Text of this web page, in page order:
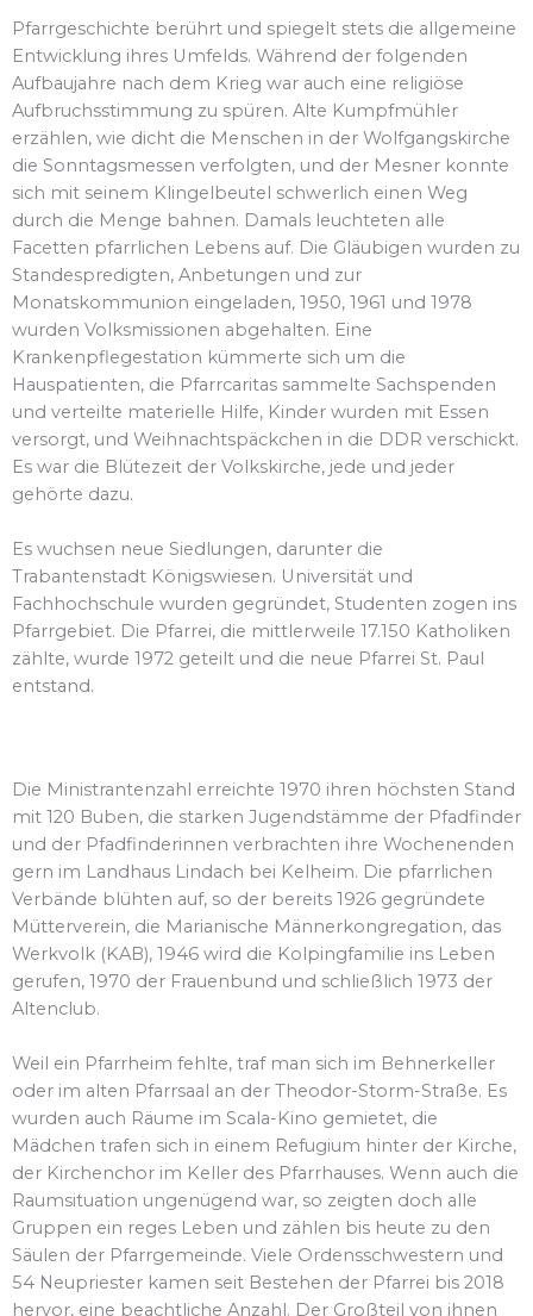
Pfarrgeschichte berührt und spiegelt stets die allgemeine
Entwicklung ihres Umfelds. Während der folgenden
Aufbaujahre nach dem Krieg war auch eine religiöse
Aufbruchsstimmung zu spüren. Alte Kumpfmühler
erzählen, wie dicht die Menschen in der Wolfgangskirche
die Sonntagsmessen verfolgten, und der Mesner konnte
sich mit seinem Klingelbeutel schwerlich einen Weg
durch die Menge bahnen. Damals leuchteten alle
Facetten pfarrlichen Lebens auf. Die Gläubigen wurden zu
Standespredigten, Anbetungen und zur
Monatskommunion eingeladen, 1950, 1961 und 1978
wurden Volksmissionen abgehalten. Eine
Krankenpflegestation kümmerte sich um die
Hauspatienten, die Pfarrcaritas sammelte Sachspenden
und verteilte materielle Hilfe, Kinder wurden mit Essen
versorgt, und Weihnachtspäckchen in die DDR verschickt.
Es war die Blütezeit der Volkskirche, jede und jeder
gehörte dazu.
Es wuchsen neue Siedlungen, darunter die
Trabantenstadt Königswiesen. Universität und
Fachhochschule wurden gegründet, Studenten zogen ins
Pfarrgebiet. Die Pfarrei, die mittlerweile 17.150 Katholiken
zählte, wurde 1972 geteilt und die neue Pfarrei St. Paul
entstand.
Die Ministrantenzahl erreichte 1970 ihren höchsten Stand
mit 120 Buben, die starken Jugendstämme der Pfadfinder
und der Pfadfinderinnen verbrachten ihre Wochenenden
gern im Landhaus Lindach bei Kelheim. Die pfarrlichen
Verbände blühten auf, so der bereits 1926 gegründete
Mütterverein, die Marianische Männerkongregation, das
Werkvolk (KAB), 1946 wird die Kolpingfamilie ins Leben
gerufen, 1970 der Frauenbund und schließlich 1973 der
Altenclub.
Weil ein Pfarrheim fehlte, traf man sich im Behnerkeller
oder im alten Pfarrsaal an der Theodor-Storm-Straße. Es
wurden auch Räume im Scala-Kino gemietet, die
Mädchen trafen sich in einem Refugium hinter der Kirche,
der Kirchenchor im Keller des Pfarrhauses. Wenn auch die
Raumsituation ungenügend war, so zeigten doch alle
Gruppen ein reges Leben und zählen bis heute zu den
Säulen der Pfarrgemeinde. Viele Ordensschwestern und
54 Neupriester kamen seit Bestehen der Pfarrei bis 2018
hervor, eine beachtliche Anzahl. Der Großteil von ihnen